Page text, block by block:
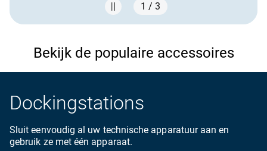
1 / 3
Bekijk de populaire accessoires
Dockingstations
Sluit eenvoudig al uw technische apparatuur aan en
gebruik ze met één apparaat.